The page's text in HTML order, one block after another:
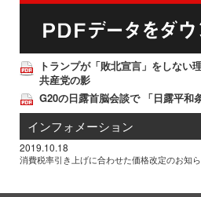
トランプが「敗北宣言」をしない
共産党の影
G20の日露首脳会談で 「日露平和
インフォメーション
2019.10.18
消費税率引き上げに合わせた価格改定のお知